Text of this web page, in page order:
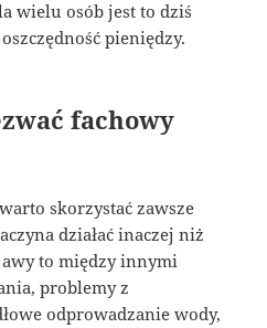
wielu osób jest to dziś
pieniędzy.
fachowy
skorzystać zawsze
działać inaczej niż
to między innymi
problemy z
odprowadzanie wody,